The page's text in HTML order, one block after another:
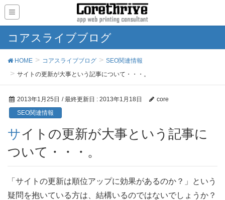
コアスライブブログ
HOME コアスライブブログ
SEO関連情報
サイトの更新が大事という記事について・・・。
2013年1月25日 / 最終更新日 : 2013年1月18日
core
SEO関連情報
サイトの更新が大事という記事に
ついて・・・。
「サイトの更新は順位アップに効果があるのか？」という
疑問を抱いている方は、結構いるのではないでしょうか？